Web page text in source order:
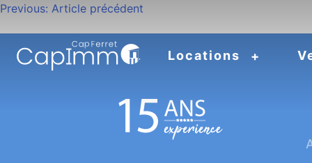
Locations
Navigation
de
l’article
Previous: Article précédent